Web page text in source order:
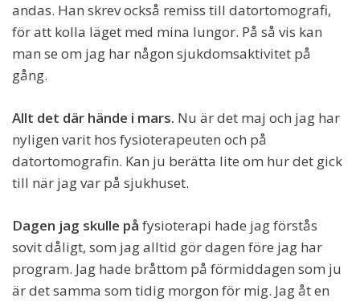
andas. Han skrev också remiss till datortomografi,
för att kolla läget med mina lungor. På så vis kan
man se om jag har någon sjukdomsaktivitet på
gång.
Allt det där hände i mars. Nu är det maj och jag har
nyligen varit hos fysioterapeuten och på
datortomografin. Kan ju berätta lite om hur det gick
till när jag var på sjukhuset.
Dagen jag skulle på fysioterapi hade jag förstås
sovit dåligt, som jag alltid gör dagen före jag har
program. Jag hade bråttom på förmiddagen som ju
är det samma som tidig morgon för mig. Jag åt en